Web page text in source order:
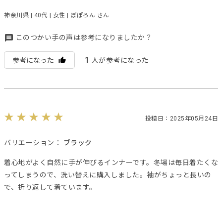
神奈川県 | 40代 | 女性 | ぽぽろん さん
このつかい手の声は参考になりましたか？
参考になった 1 人が参考になった
投稿日：2025年05月24日
バリエーション： ブラック
着心地がよく自然に手が伸びるインナーです。冬場は毎日着たくな
ってしまうので、洗い替えに購入しました。袖がちょっと長いの
で、折り返して着ています。